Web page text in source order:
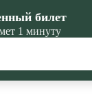
билет
1 минуту